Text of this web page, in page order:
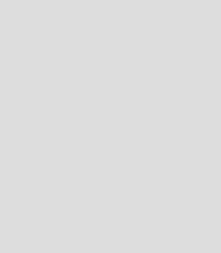
a de todas las
de WhatsApp: